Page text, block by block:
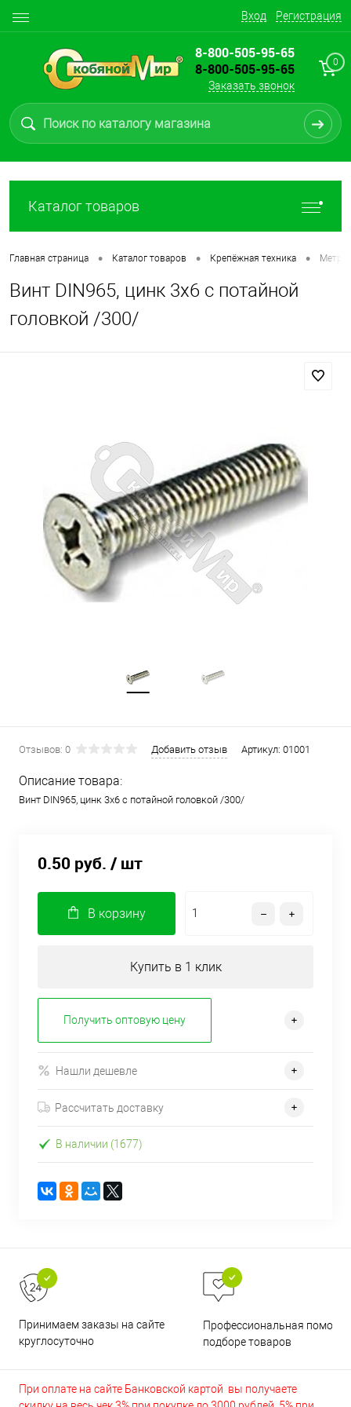
Вход Регистрация
8-800-505-95-65
8-800-505-95-65
Заказать звонок
0
Каталог товаров
Главная страница • Каталог товаров • Крепёжная техника •
Винт DIN965, цинк 3х6 с потайной
головкой /300/
Отзывов: 0 Добавить отзыв Артикул: 01001
Описание товара:
Винт DIN965, цинк 3х6 с потайной головкой /300/
0.50 руб. / шт
В корзину
Купить в 1 клик
Получить оптовую цену
Нашли дешевле
Рассчитать доставку
В наличии (1677)
Принимаем заказы на сайте
круглосуточно
Профессиональная помощь
подборе товаров
При оплате на сайте Банковской картой вы получаете